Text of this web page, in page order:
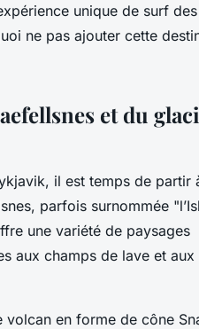
unique de surf
ne pas ajouter cette
et du
il est temps de partir
parfois surnommée
une variété de paysages
aux champs de lave et
volcan en forme de cône